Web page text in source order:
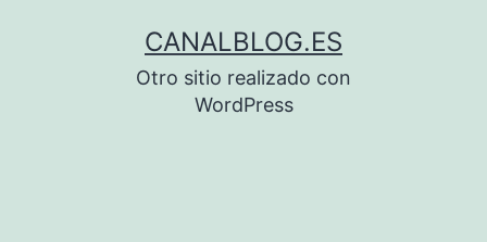
CANALBLOG.ES
Otro sitio realizado con
WordPress